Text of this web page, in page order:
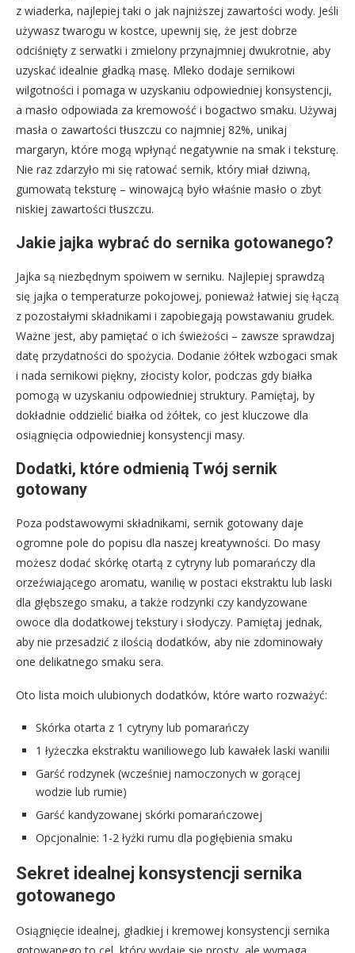
z wiaderka, najlepiej taki o jak najniższej zawartości wody. Jeśli
używasz twarogu w kostce, upewnij się, że jest dobrze
odciśnięty z serwatki i zmielony przynajmniej dwukrotnie, aby
uzyskać idealnie gładką masę. Mleko dodaje sernikowi
wilgotności i pomaga w uzyskaniu odpowiedniej konsystencji,
a masło odpowiada za kremowość i bogactwo smaku. Używaj
masła o zawartości tłuszczu co najmniej 82%, unikaj
margaryn, które mogą wpłynąć negatywnie na smak i teksturę.
Nie raz zdarzyło mi się ratować sernik, który miał dziwną,
gumowatą teksturę – winowajcą było właśnie masło o zbyt
niskiej zawartości tłuszczu.
Jakie jajka wybrać do sernika gotowanego?
Jajka są niezbędnym spoiwem w serniku. Najlepiej sprawdzą
się jajka o temperaturze pokojowej, ponieważ łatwiej się łączą
z pozostałymi składnikami i zapobiegają powstawaniu grudek.
Ważne jest, aby pamiętać o ich świeżości – zawsze sprawdzaj
datę przydatności do spożycia. Dodanie żółtek wzbogaci smak
i nada sernikowi piękny, złocisty kolor, podczas gdy białka
pomogą w uzyskaniu odpowiedniej struktury. Pamiętaj, by
dokładnie oddzielić białka od żółtek, co jest kluczowe dla
osiągnięcia odpowiedniej konsystencji masy.
Dodatki, które odmienią Twój sernik
gotowany
Poza podstawowymi składnikami, sernik gotowany daje
ogromne pole do popisu dla naszej kreatywności. Do masy
możesz dodać skórkę otartą z cytryny lub pomarańczy dla
orzeźwiającego aromatu, wanilię w postaci ekstraktu lub laski
dla głębszego smaku, a także rodzynki czy kandyzowane
owoce dla dodatkowej tekstury i słodyczy. Pamiętaj jednak,
aby nie przesadzić z ilością dodatków, aby nie zdominowały
one delikatnego smaku sera.
Oto lista moich ulubionych dodatków, które warto rozważyć:
Skórka otarta z 1 cytryny lub pomarańczy
1 łyżeczka ekstraktu waniliowego lub kawałek laski wanilii
Garść rodzynek (wcześniej namoczonych w gorącej
wodzie lub rumie)
Garść kandyzowanej skórki pomarańczowej
Opcjonalnie: 1-2 łyżki rumu dla pogłębienia smaku
Sekret idealnej konsystencji sernika
gotowanego
Osiągnięcie idealnej, gładkiej i kremowej konsystencji sernika